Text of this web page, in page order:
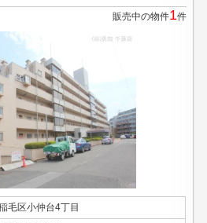
販売中の物件1件
毛区小仲台4丁目